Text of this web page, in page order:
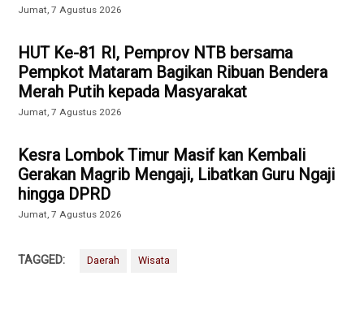
Jumat, 7 Agustus 2026
HUT Ke-81 RI, Pemprov NTB bersama
Pempkot Mataram Bagikan Ribuan Bendera
Merah Putih kepada Masyarakat
Jumat, 7 Agustus 2026
Kesra Lombok Timur Masif kan Kembali
Gerakan Magrib Mengaji, Libatkan Guru Ngaji
hingga DPRD
Jumat, 7 Agustus 2026
TAGGED: Daerah Wisata